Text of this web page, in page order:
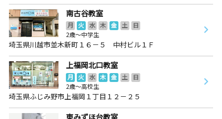
南古谷教室
月 火 水 木 金 土
日
2歳～中学生
埼玉県川越市並木新町１６－５ 中村ビル１Ｆ
上福岡北口教室
月 火 水 木 金 土
日
2歳～高校生
埼玉県ふじみ野市上福岡１丁目１２－２５
東みずほ台教室